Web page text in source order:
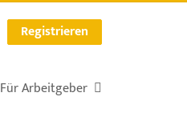
Registrieren
Für Arbeitgeber